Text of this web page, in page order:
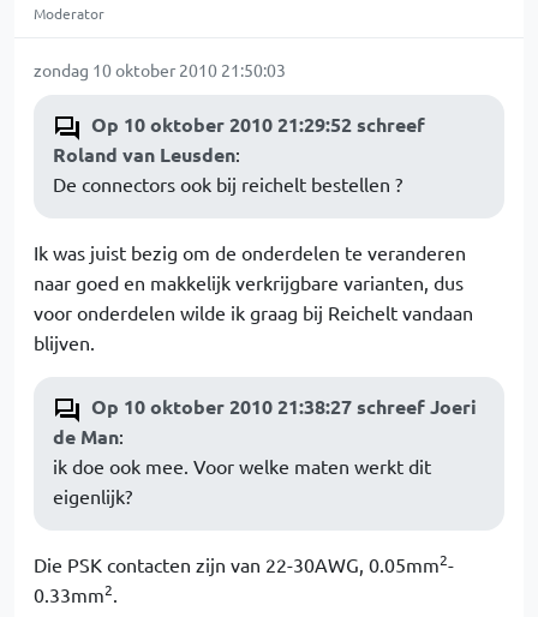
Moderator
zondag 10 oktober 2010 21:50:03
Op 10 oktober 2010 21:29:52 schreef
Roland van Leusden:
De connectors ook bij reichelt bestellen ?
Ik was juist bezig om de onderdelen te veranderen
naar goed en makkelijk verkrijgbare varianten, dus
voor onderdelen wilde ik graag bij Reichelt vandaan
blijven.
Op 10 oktober 2010 21:38:27 schreef Joeri
de Man:
ik doe ook mee. Voor welke maten werkt dit
eigenlijk?
Die PSK contacten zijn van 22-30AWG, 0.05mm2-
0.33mm2.